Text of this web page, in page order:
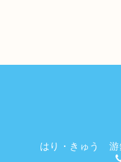
はり・きゅう 游